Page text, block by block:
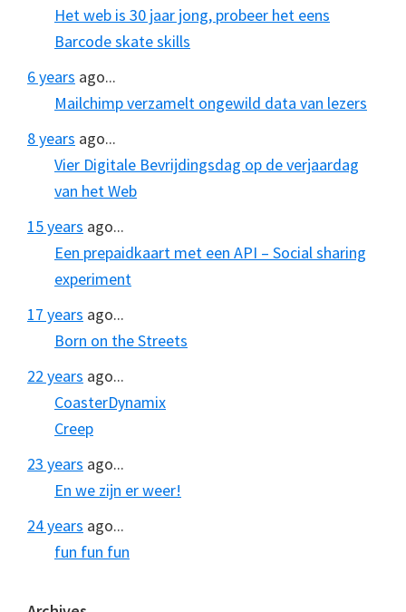
Het web is 30 jaar jong, probeer het eens
Barcode skate skills
6 years ago...
Mailchimp verzamelt ongewild data van lezers
8 years ago...
Vier Digitale Bevrijdingsdag op de verjaardag
van het Web
15 years ago...
Een prepaidkaart met een API – Social sharing
experiment
17 years ago...
Born on the Streets
22 years ago...
CoasterDynamix
Creep
23 years ago...
En we zijn er weer!
24 years ago...
fun fun fun